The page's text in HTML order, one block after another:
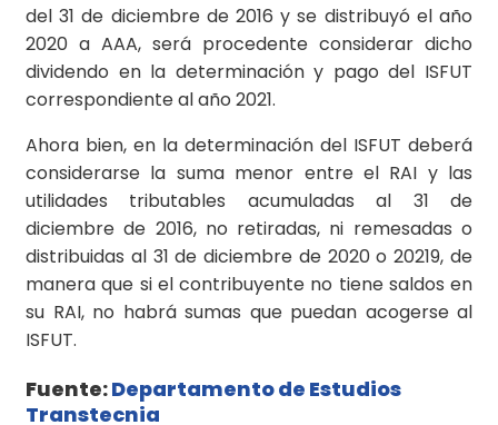
del 31 de diciembre de 2016 y se distribuyó el año
2020 a AAA, será procedente considerar dicho
dividendo en la determinación y pago del ISFUT
correspondiente al año 2021.
Ahora bien, en la determinación del ISFUT deberá
considerarse la suma menor entre el RAI y las
utilidades tributables acumuladas al 31 de
diciembre de 2016, no retiradas, ni remesadas o
distribuidas al 31 de diciembre de 2020 o 20219, de
manera que si el contribuyente no tiene saldos en
su RAI, no habrá sumas que puedan acogerse al
ISFUT.
Fuente:Departamento de Estudios
Transtecnia